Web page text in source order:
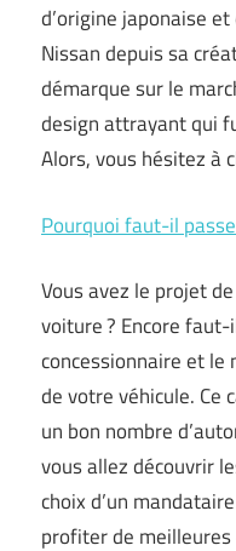
d’origine japonaise
Nissan depuis sa
démarque sur le
design attrayant qui
Alors, vous hésitez à
Pourquoi faut-il
Vous avez le projet
voiture ? Encore
concessionnaire et le
de votre véhicule. Ce
un bon nombre
vous allez découvrir
choix d’un
profiter de